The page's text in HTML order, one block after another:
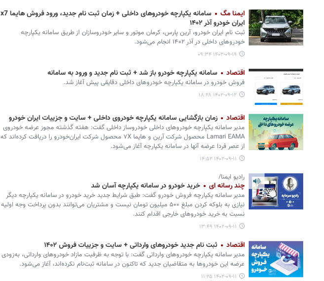
ایمنا مگ
سامانه یکپارچه خودروهای داخلی + زمان ثبت نام جدید، ورود فروش هایما x7
ایران خودرو آذر ۱۴۰۲
‌ثبت نام ایران خودرو، آرین پارس، کرمان موتور و سایر خودروسازان از طریق سامانه یکپارچه
خودروهای داخلی در آذر ۱۴۰۲ انجام می‌شود.
۱۴۰۲-۰۹-۱۹ ۰۹:۳۴
اقتصاد سامانه یکپارچه خودرو باز شد + ثبت نام جدید و ورود به سامانه
فروش خودرو در سامانه یکپارچه خودروهای داخلی دقایقی پیش آغاز شد.
۱۴۰۲-۰۹-۱۲ ۱۸:۲۸
اقتصاد زمان بازگشایی سامانه یکپارچه خودروی داخلی + سایت و جزییات ایران خودرو
مدیر سامانه یکپارچه خودروهای داخلی خودروساز داخلی گفت: هفته گذشته مجوز عرضه خودروی
Lamari EAMA ‌محصول شرکت آرین و هایما ۷X محصول شرکت ایران‌خودرو را دریافت کرده‌اند که
از عصر فردا عرضه آنها در سامانه یکپارچه آغاز می‌شود.
۱۴۰۲-۰۹-۱۱ ۱۴:۵۲
رادیو ایمنا/
چند رسانه ای خرید خودرو در سامانه یکپارچه آسان شد
مدیر سامانه یکپارچه فروش خودرو گفت: طبق شرایط جدید خرید خودرو در سامانه یکپارچه دیگر
نیازی به بلوکه کردن مبلغ ۵۰۰ میلیون تومان نیست و مشتریان می‌توانند بدون پرداخت وجه اولیه
نسبت به خرید خودروهای خارجی اقدام کنند.
۱۴۰۲-۰۹-۱۱ ۱۳:۴۹
اقتصاد ثبت نام جدید خودروهای وارداتی + سایت و جزییات فروش ۱۴۰۲
مدیر سامانه یکپارچه خودروهای وارداتی گفت: با توجه به ظرفیت مازاد خودروهای وارداتی، به‌زودی
عرضه این خودروها به متقاضیان جدید که تاکنون در سامانه ثبت‌نام نکرده‌اند، آغاز می‌شود.
۱۴۰۲-۰۹-۱۱ ۱۱:۲۵